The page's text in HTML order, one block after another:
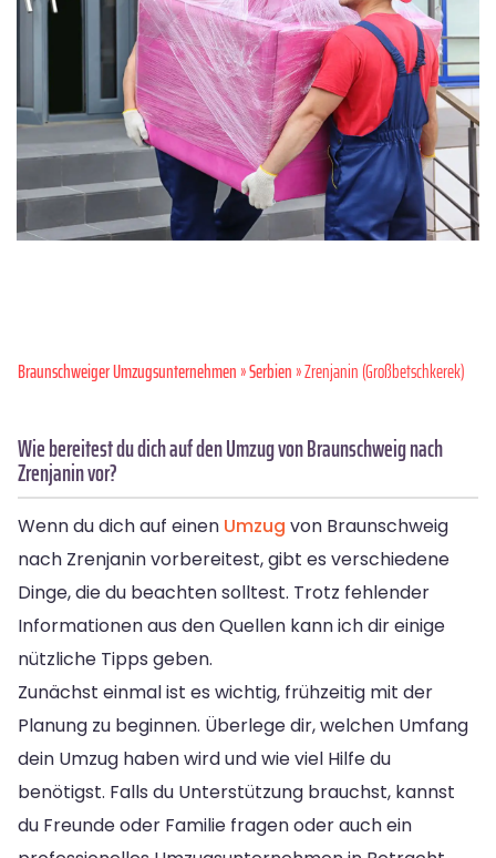
Braunschweiger Umzugsunternehmen»Serbien» Zrenjanin (Großbetschkerek)
Wie bereitest du dich auf den Umzug von Braunschweig nach
Zrenjanin vor?
Wenn du dich auf einen Umzug von Braunschweig
nach Zrenjanin vorbereitest, gibt es verschiedene
Dinge, die du beachten solltest. Trotz fehlender
Informationen aus den Quellen kann ich dir einige
nützliche Tipps geben.
Zunächst einmal ist es wichtig, frühzeitig mit der
Planung zu beginnen. Überlege dir, welchen Umfang
dein Umzug haben wird und wie viel Hilfe du
benötigst. Falls du Unterstützung brauchst, kannst
du Freunde oder Familie fragen oder auch ein